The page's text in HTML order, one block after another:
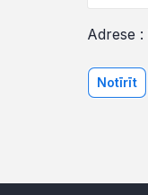
Adrese :
Notīrīt